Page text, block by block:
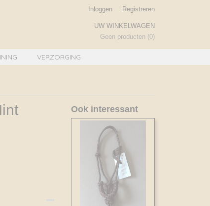
Inloggen Registreren
UW WINKELWAGEN
Geen producten (0)
VERZORGING
Ook interessant